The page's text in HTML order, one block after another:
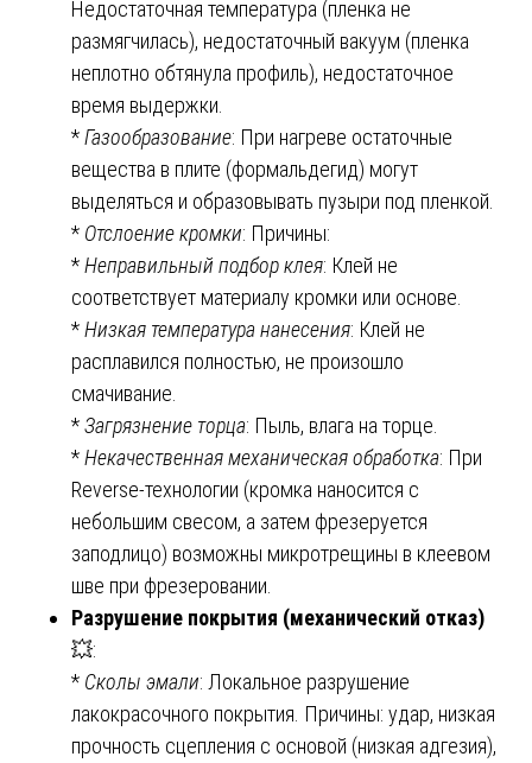
Недостаточная температура (пленка не
размягчилась), недостаточный вакуум (пленка
неплотно обтянула профиль), недостаточное
время выдержки.
*Газообразование: При нагреве остаточные
вещества в плите (формальдегид) могут
выделяться и образовывать пузыри под пленкой.
* Отслоение кромки: Причины:
*Неправильный подбор клея: Клей не
соответствует материалу кромки или основе.
*Низкая температура нанесения: Клей не
расплавился полностью, не произошло
смачивание.
*Загрязнение торца: Пыль, влага на торце.
*Некачественная механическая обработка: При
Reverse-технологии (кромка наносится с
небольшим свесом, а затем фрезеруется
заподлицо) возможны микротрещины в клеевом
шве при фрезеровании.
Разрушение покрытия (механический отказ)
💥:
* Сколы эмали: Локальное разрушение
лакокрасочного покрытия. Причины: удар, низкая
прочность сцепления с основой (низкая адгезия),